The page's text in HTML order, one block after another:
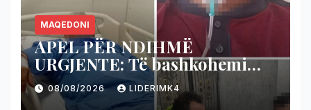
MAQEDONI
APEL PËR NDIHMË
URGJENTE: Të bashkohemi
për shpëtimin e veteranit
kumanovar të dy luftërave
08/08/2026 LIDERIMK4